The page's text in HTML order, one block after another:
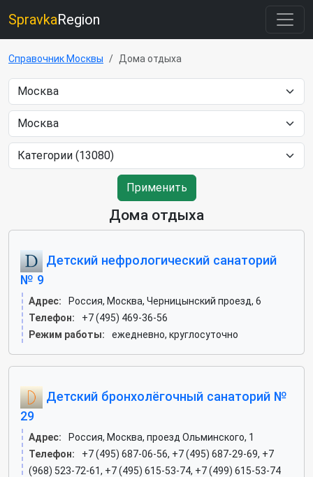
SpravkaRegion
Справочник Москвы Дома отдыха
Применить
Дома отдыха
Детский нефрологический санаторий
№ 9
Адрес:
Россия, Москва, Черницынский проезд, 6
Телефон:
+7 (495) 469-36-56
Режим работы:
ежедневно, круглосуточно
Детский бронхолёгочный санаторий №
29
Адрес:
Россия, Москва, проезд Ольминского, 1
Телефон:
+7 (495) 687-06-56, +7 (495) 687-29-69, +7
(968) 523-72-61, +7 (495) 615-53-74, +7 (499) 615-53-74